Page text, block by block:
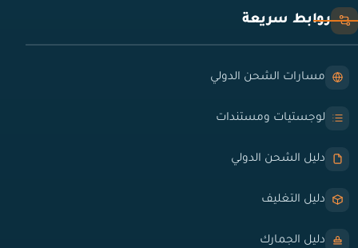
روابط سريعة
مسارات الشحن الدولي
لوجستيات ومستندات
دليل الشحن الدولي
دليل التغليف
دليل الجمارك